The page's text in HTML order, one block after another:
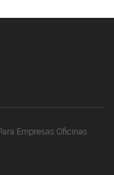
Empresas Oficinas